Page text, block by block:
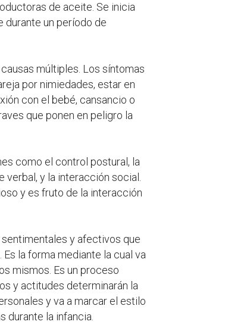
de aceite. Se inicia
durante un período de
múltiples. Los síntomas
por nimiedades, estar en
con el bebé, cansancio o
que ponen en peligro la
como el control postural, la
y la interacción social.
y es fruto de la interacción
y afectivos que
la forma mediante la cual va
mismos. Es un proceso
y actitudes determinarán la
y va a marcar el estilo
durante la infancia.